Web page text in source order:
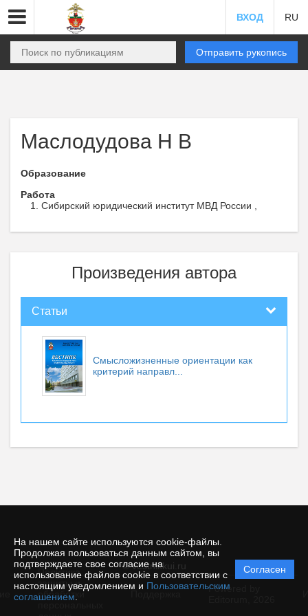
На нашем сайте используются cookie-файлы.
Продолжая пользоваться данным сайтом, вы
подтверждаете свое согласие на
использование файлов cookie в соответствии с
настоящим уведомлением и Пользовательским
соглашением
Согласен
ВХОД RU
Отправить рукопись
Маслодудова Н В
Образование
Работа
Сибирский юридический институт МВД России ,
Произведения автора
Статьи
Смысложизненные ориентации как
критерий направл...
© vestnikkui.ru
Политика
защиты и
обработки
Powered by